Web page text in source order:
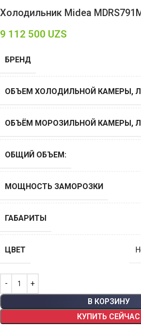
Холодильник Midea
9 112 500 UZS
БРЕНД
ОБЪЕМ ХОЛОДИЛЬНОЙ КАМЕРЫ,
ОБЪЁМ МОРОЗИЛЬНОЙ КАМЕРЫ,
ОБЩИЙ ОБЪЕМ:
МОЩНОСТЬ ЗАМОРОЗКИ
ГАБАРИТЫ
ЦВЕТ
В КОРЗИНУ
КУПИТЬ СЕЙЧАС